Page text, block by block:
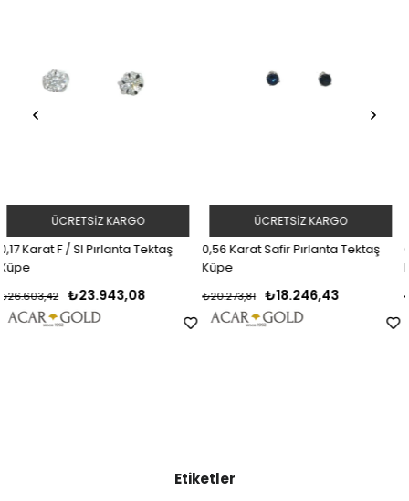
0,56 Karat Safir Pırlanta Tektaş
₺18.246,43
₺20.273,81
ÜCRETSIZ KARGO
0,32 Karat F / SI Pırlanta
₺46.815,37
₺52.017,07
ÜCRETSIZ KARGO
Etiketler